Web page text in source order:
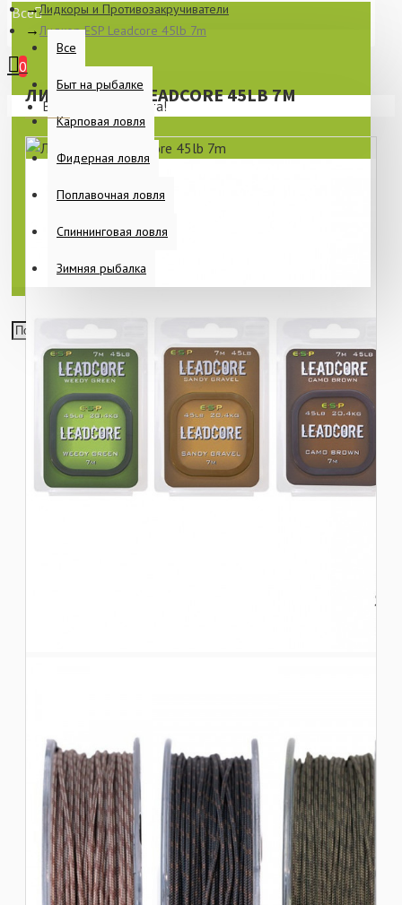
Все
Все
Быт на рыбалке
Карповая ловля
Фидерная ловля
Поплавочная ловля
Спиннинговая ловля
Зимняя рыбалка
0
Ваша корзина пуста!
Лидкоры и Противозакручиватели
Лидкор ESP Leadcore 45lb 7m
ЛИДКОР ESP LEADCORE 45LB 7M